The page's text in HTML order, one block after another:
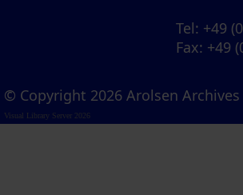
Tel: +49
Fax: +49
© Copyright 2026 Arolsen Archives
Visual Library Server 2026